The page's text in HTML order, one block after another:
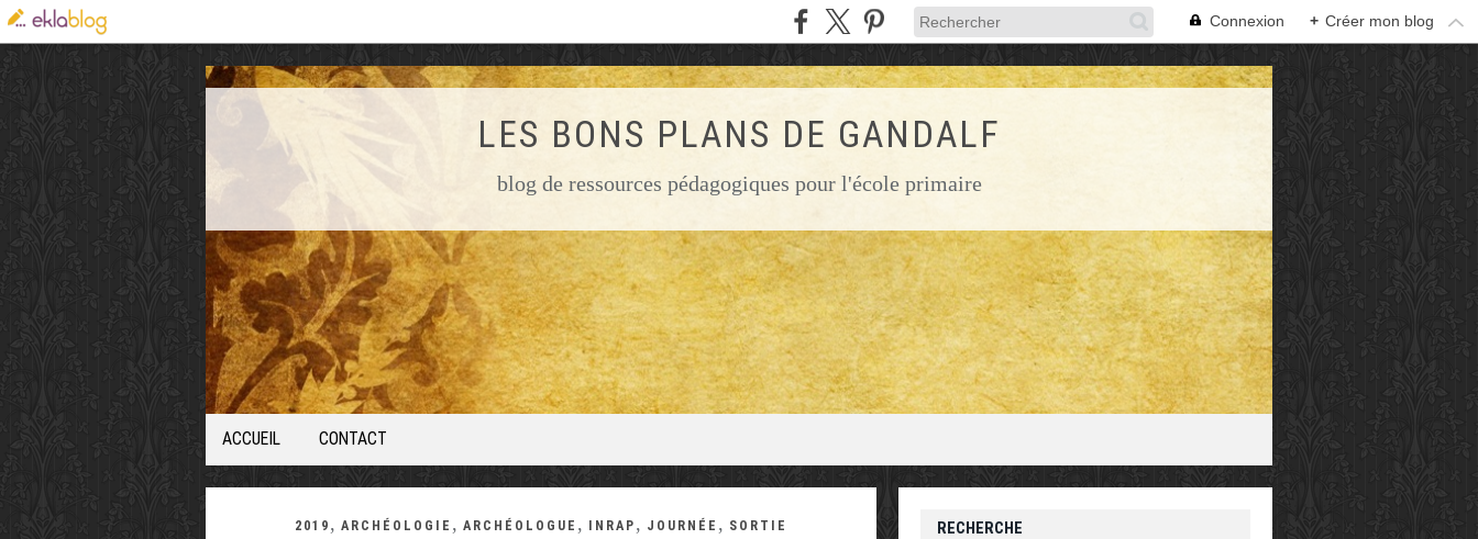
Connexion + Créer mon blog
LES BONS PLANS DE GANDALF
blog de ressources pédagogiques pour l'école primaire
ACCUEIL CONTACT
2019 , ARCHÉOLOGIE , ARCHÉOLOGUE , INRAP , JOURNÉE , SORTIE RECHERCHE